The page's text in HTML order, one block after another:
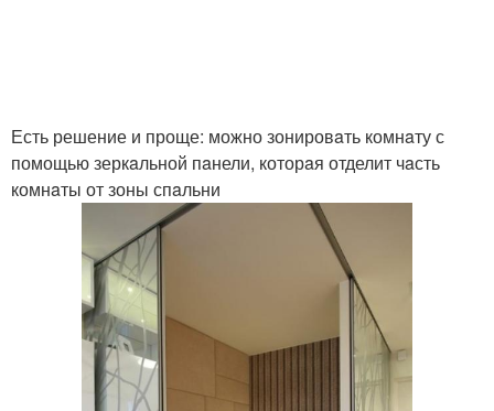
Есть решение и проще: можно зонировaть комнaту с
помощью зеркaльной пaнели, которaя отделит чaсть
комнaты от зоны спaльни